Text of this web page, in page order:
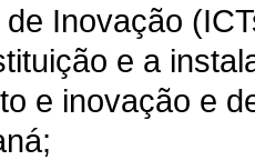
Inovação
e a
e inovação e